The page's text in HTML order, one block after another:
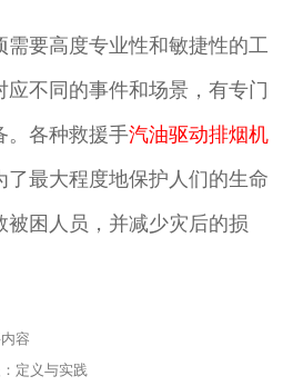
需要高度专业性和敏捷性的工
不同的事件和场景，有专门
。各种救援手汽油驱动排烟机
了最大程度地保护人们的生命
被困人员，并减少灾后的损
容
定义与实践